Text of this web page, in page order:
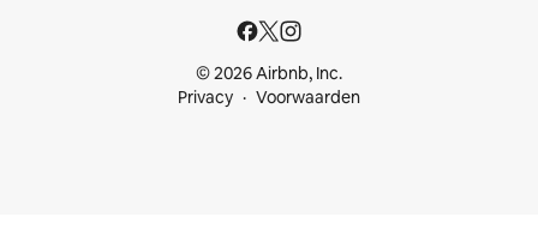
© 2026 Airbnb, Inc.
Privacy
Voorwaarden